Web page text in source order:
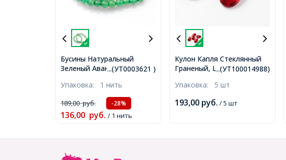
...(УТ0003621 )
Бусины Натуральный
Зеленый Авантюрин
1мм, около 46шт/20см/
нить, (УТ0003621)
Упаковка: 1 нить
189,00руб. -28%
136,00 руб. / 1 нить
...(УТ100014988)
Кулон Капля Стеклянный
Граненый, Цвет: Красный,
Отверстие 1мм,
(УТ100014988)
Упаковка: 5 шт
193,00 руб. / 5 шт